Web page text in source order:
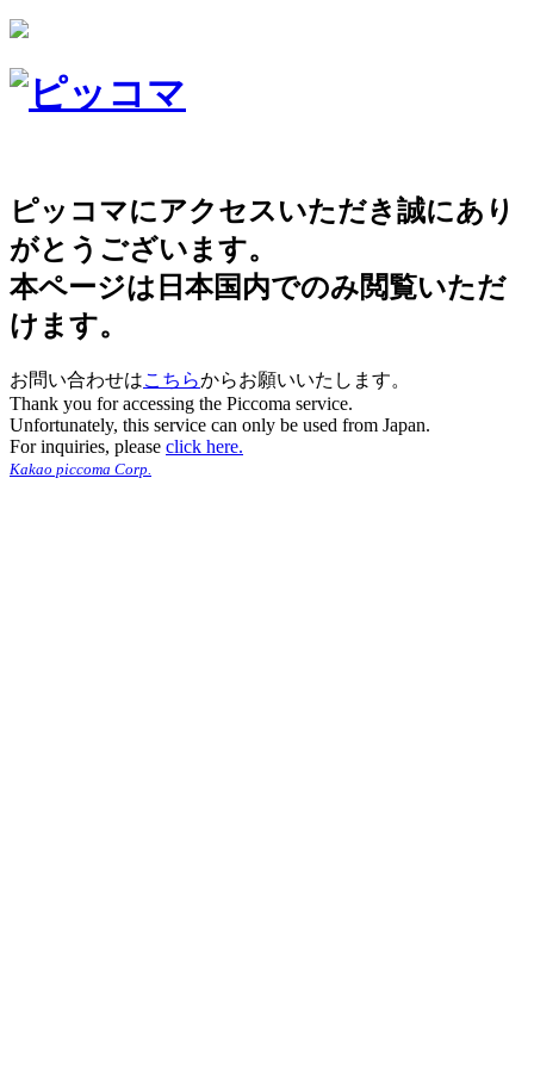
ピッコマにアクセスいただき誠にあり
がとうございます。
本ページは日本国内でのみ閲覧いただ
けます。
お問い合わせはこちらからお願いいたします。
Thank you for accessing the Piccoma service.
Unfortunately, this service can only be used from Japan.
For inquiries, please click here.
Kakao piccoma Corp.